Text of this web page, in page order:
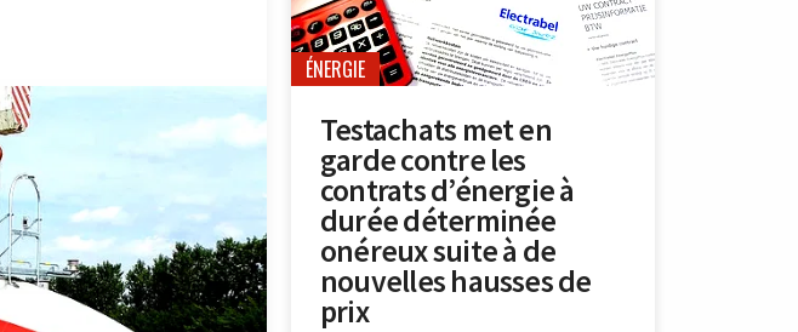
ÉNERGIE
Testachats met en
garde contre les
contrats d’énergie à
durée déterminée
onéreux suite à de
nouvelles hausses de
prix